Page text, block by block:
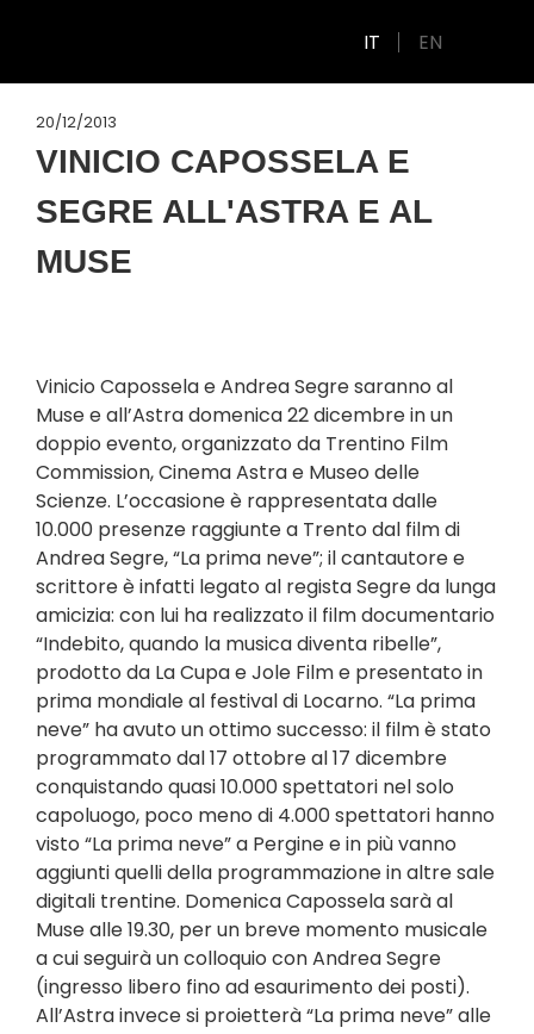
IT EN
20/12/2013
VINICIO CAPOSSELA E
SEGRE ALL'ASTRA E AL
MUSE
Vinicio Capossela e Andrea Segre saranno al
Muse e all’Astra domenica 22 dicembre in un
doppio evento, organizzato da Trentino Film
Commission, Cinema Astra e Museo delle
Scienze. L’occasione è rappresentata dalle
10.000 presenze raggiunte a Trento dal film di
Andrea Segre, “La prima neve”; il cantautore e
scrittore è infatti legato al regista Segre da lunga
amicizia: con lui ha realizzato il film documentario
“Indebito, quando la musica diventa ribelle”,
prodotto da La Cupa e Jole Film e presentato in
prima mondiale al festival di Locarno. “La prima
neve” ha avuto un ottimo successo: il film è stato
programmato dal 17 ottobre al 17 dicembre
conquistando quasi 10.000 spettatori nel solo
capoluogo, poco meno di 4.000 spettatori hanno
visto “La prima neve” a Pergine e in più vanno
aggiunti quelli della programmazione in altre sale
digitali trentine. Domenica Capossela sarà al
Muse alle 19.30, per un breve momento musicale
a cui seguirà un colloquio con Andrea Segre
(ingresso libero fino ad esaurimento dei posti).
All’Astra invece si proietterà “La prima neve” alle